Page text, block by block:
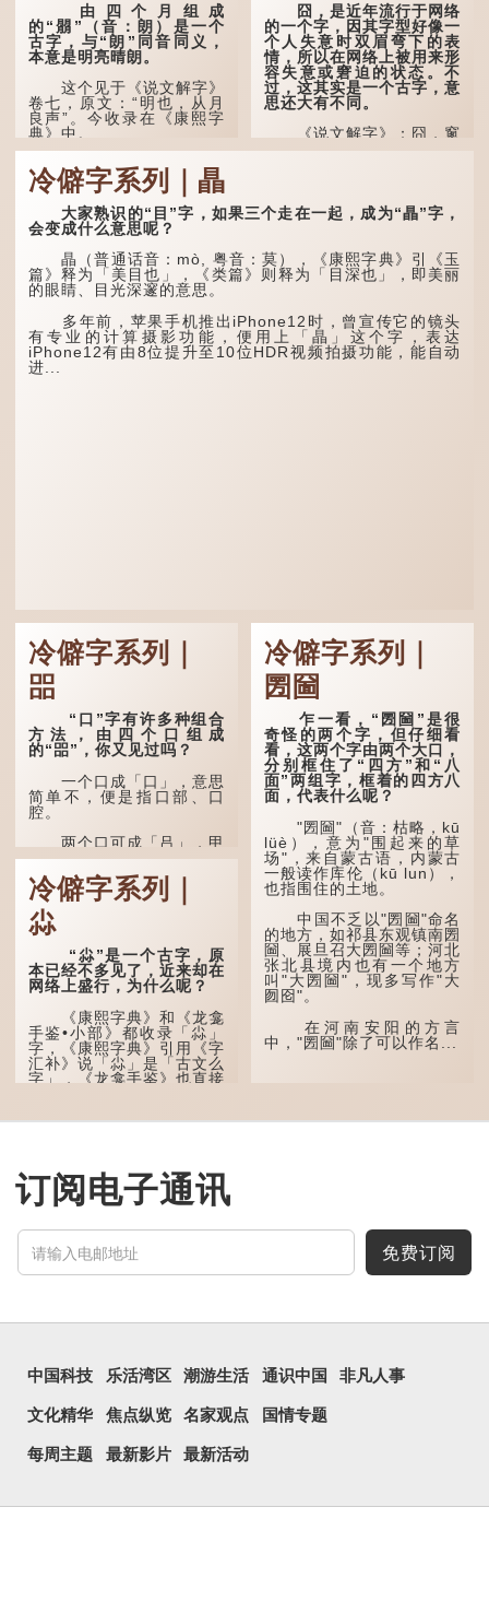
由四个月组成
的“朤”（音：朗）是一个
古字，与“朗”同音同义，
本意是明亮晴朗。
这个见于《说文解字》
卷七，原文：“明也，从月
良声”。今收录在《康熙字
典》中。
这个字，用法颇多。
“朤朤干坤，舍我其
谁。”干坤是《周易》中的
两个卦名，这里指天地、宇
宙等，形容政治清明，天下
太平！
“天空朤朤，任鸟儿高
飞。”也是指天清气明，鸟
儿可高飞。
“朤朤脆脆”就是形容办
事爽快干脆。我...
囧，是近年流行于网络
的一个字，因其字型好像一
个人失意时双眉弯下的表
情，所以在网络上被用来形
容失意或窘迫的状态。不
过，这其实是一个古字，意
思还大有不同。
《说文解字》：囧，窻
牖丽廔闿明。象形。囧，本
名，古书中的「黍于囧」表
示在囧地种黍。
这个古字十分少用，直
至21世纪，网络上开始流
行表情符号，这个字也被网
囧字的「八」像一对委
屈的八字眉模样，「口」像
惊讶、...
冷僻字系列｜瞐
大家熟识的“目”字，如果三个走在一起，成为“瞐”字，
会变成什么意思呢？
瞐（普通话音：mò, 粤音：莫），《康熙字典》引《玉
篇》释为「美目也」，《类篇》则释为「目深也」，即美丽
的眼睛、目光深邃的意思。
多年前，苹果手机推出iPhone12时，曾宣传它的镜头
有专业的计算摄影功能，便用上「瞐」这个字，表达
iPhone12有由8位提升至10位HDR视频拍摄功能，能自动
进...
冷僻字系列｜
㗊
“口”字有许多种组合
方法，由四个口组成
的“㗊”，你又见过吗？
一个口成「口」，意思
简单不，便是指口部、口
腔。
两个口可成「吕」，甲
骨文字形，象脊骨形，本义
是指脊椎骨，中间有一条竖
线把脊椎段串联起来。现代
通用为姓氏。两个口也可以
写成「吅」（音：喧），古
同「喧」，大声呼叫的意
三个口为「品」，这个
字用法最为普遍。始见于商
代甲骨文，古字形从三口，
表示众多...
冷僻字系列｜
尛
“尛”是一个古字，原
本已经不多见了，近来却在
网络上盛行，为什么呢？
《康熙字典》和《龙龛
手鉴•小部》都收录「尛」
字，《康熙字典》引用《字
汇补》说「尛」是「古文么
字」，《龙龛手鉴》也直接
「么」在古文中常表示
「尛」等同于「么」，那么
它的意思也一样，也是「微
小、细小」的意思。
有台湾网友将「...
冷僻字系列｜
圐圙
乍一看，“圐圙”是很
奇怪的两个字，但仔细看
看，这两个字由两个大口，
分别框住了“四方”和“八
面”两组字，框着的四方八
面，代表什么呢？
"圐圙"（音：枯略，kū
lüè），意为"围起来的草
场"，来自蒙古语，内蒙古
一般读作库伦（kū lun），
也指围住的土地。
中国不乏以"圐圙"命名
的地方，如祁县东观镇南圐
圙、展旦召大圐圙等；河北
张北县境内也有一个地方
叫"大圐圙"，现多写作"大
囫囵"。
在河南安阳的方言
中，"圐圙"除了可以作名...
订阅电子通讯
免费订阅
中国科技 乐活湾区 潮游生活 通识中国 非凡人事
文化精华 焦点纵览 名家观点 国情专题
每周主题 最新影片 最新活动